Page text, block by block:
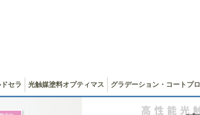
セラ 光触媒塗料オプティマス グラデーション・コートプロ